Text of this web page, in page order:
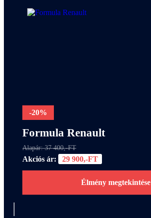
-20%
Formula Renault
Alapár: 37 400,-FT
Akciós ár: 29 900,-FT
Élmény megtekintése